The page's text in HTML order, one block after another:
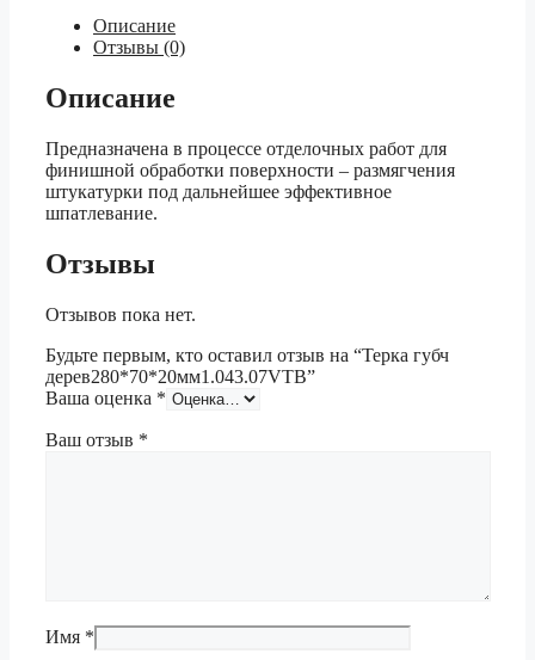
Описание
Отзывы (0)
Описание
Предназначена в процессе отделочных работ для
финишной обработки поверхности – размягчения
штукатурки под дальнейшее эффективное
шпатлевание.
Отзывы
Отзывов пока нет.
Будьте первым, кто оставил отзыв на “Терка губч
дерев280*70*20мм1.043.07VTB”
Ваша оценка *
Ваш отзыв *
Имя *